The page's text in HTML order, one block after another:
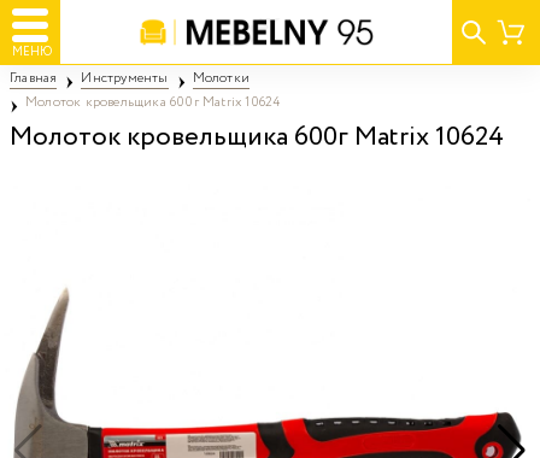
МЕНЮ
Главная Инструменты
Молотки
Молоток кровельщика 600г Matrix 10624
Молоток кровельщика 600г Matrix 10624